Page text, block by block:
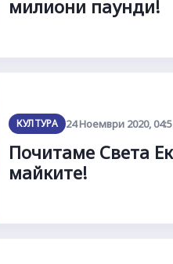
милиони паунди!
КУЛТУРА 24 Ноември 2020,
Почитаме Света
майките!